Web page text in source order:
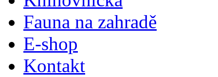
Fauna na zahradě
E-shop
Kontakt